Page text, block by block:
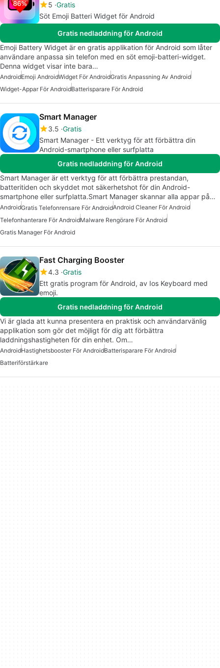
5 Gratis
Söt Emoji Batteri Widget för Android
Gratis nedladdning för Android
Emoji Battery Widget är en gratis applikation för Android som låter
användare anpassa sin telefon med en söt emoji-batteri-widget.
Denna widget visar inte bara…
AndroidEmoji AndroidWidget För AndroidGratis Anpassning Av Android
Widget-Appar För AndroidBatterisparare För Android
Smart Manager
3.5 Gratis
Smart Manager - Ett verktyg för att förbättra din
Android-smartphone eller surfplatta
Gratis nedladdning för Android
Smart Manager är ett verktyg för att förbättra prestandan,
batteritiden och skyddet mot säkerhetshot för din Android-
smartphone eller surfplatta.Smart Manager skannar alla appar på…
AndroidGratis Telefonrensare För AndroidAndroid Cleaner För Android
Telefonhanterare För AndroidMalware Rengörare För Android
Gratis Manager För Android
Fast Charging Booster
4.3 Gratis
Ett gratis program för Android, av Ios Keyboard med
emoji.
Gratis nedladdning för Android
Vi är glada att kunna presentera en praktisk och användarvänlig
applikation som gör det möjligt för dig att förbättra
laddningshastigheten för din enhet. Om…
AndroidHastighetsbooster För AndroidBatterisparare För Android
Batteriförstärkare